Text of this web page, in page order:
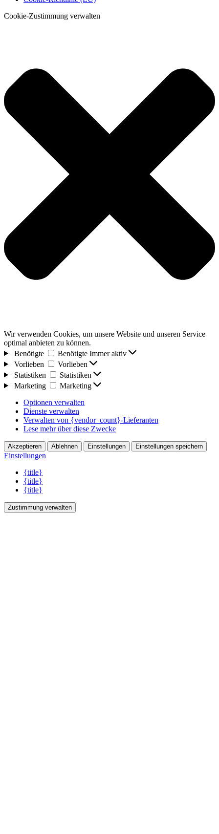
Cookie-Zustimmung verwalten
Wir verwenden Cookies, um unsere Website und unseren Service
optimal anbieten zu können.
Benötigte
Benötigte Immer aktiv
Vorlieben
Vorlieben
Statistiken
Statistiken
Marketing
Marketing
Optionen verwalten
Dienste verwalten
Verwalten von {vendor_count}-Lieferanten
Lese mehr über diese Zwecke
Akzeptieren Ablehnen Einstellungen Einstellungen speichern
Einstellungen
{title}
{title}
{title}
Zustimmung verwalten